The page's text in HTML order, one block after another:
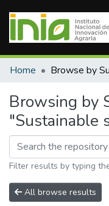
Communities &
Home Browse by
Browsing by
"Sustainable
Filter results by typing
All browse results